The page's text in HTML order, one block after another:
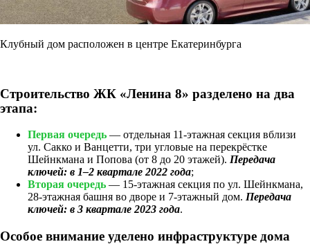
Клубный дом расположен в центре Екатеринбурга
Строительство ЖК «Ленина 8» разделено на два
этапа:
Первая очередь — отдельная 11-этажная секция вблизи
ул. Сакко и Ванцетти, три угловые на перекрёстке
Шейнкмана и Попова (от 8 до 20 этажей). Передача
ключей: в 1–2 квартале 2022 года;
Вторая очередь — 15-этажная секция по ул. Шейнкмана,
28-этажная башня во дворе и 7-этажный дом. Передача
ключей: в 3 квартале 2023 года.
Особое внимание уделено инфраструктуре дома